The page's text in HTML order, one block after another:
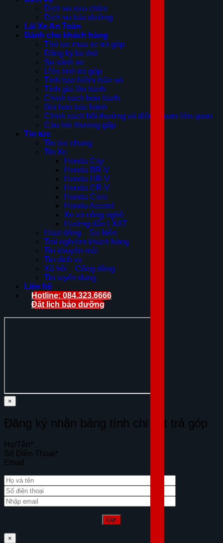
Dịch vụ sửa chữa
Dịch vụ bảo dưỡng
Lái Xe An Toàn
Dành cho khách hàng
Thủ tục mua xe trả góp
Đăng ký lái thử
So sánh xe
Ước tính trả góp
Tính bảo hiểm thân vỏ
Tính giá lăn bánh
Chính sách bảo hành
Gia hạn bảo hành
Chính sách bồi thường và điều khoản liên quan
Câu hỏi thưởng gặp
Tin tức
Tin tức chung
Tin Xe
Honda City
Honda BR-V
Honda HR-V
Honda CR-V
Honda Civic
Honda Accord
Xe và công nghệ
Hướng dẫn LXAT
Hoạt động – Sự kiện
Trải nghiệm khách hàng
Tin khuyến mãi
Tin dịch vụ
Xã hội – Cộng đồng
Tin tuyển dụng
Liên hệ
Hotline: 084.323.6666
Đặt lịch bảo dưỡng
×
Đăng ký nhận bảng tính chi tiết trả góp
Họ/Tên*
Số Điện Thoại*
Email
×